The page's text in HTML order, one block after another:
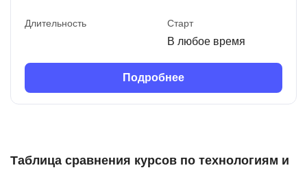
Длительность Старт
В любое время
Подробнее
Таблица сравнения курсов по технологиям и